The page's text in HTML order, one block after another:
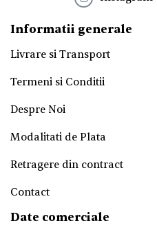
Informatii generale
Livrare si Transport
Termeni si Conditii
Despre Noi
Modalitati de Plata
Retragere din contract
Contact
Date comerciale